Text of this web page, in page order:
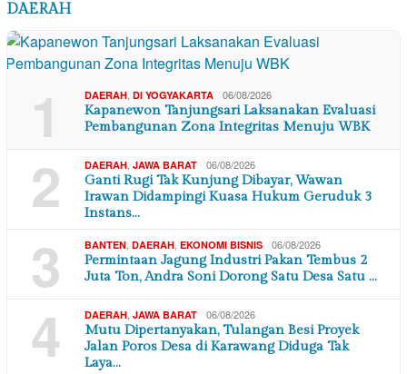
DAERAH
1 DAERAH DI YOGYAKARTA 06/08/2026
Kapanewon Tanjungsari Laksanakan Evaluasi
Pembangunan Zona Integritas Menuju WBK
2 DAERAH JAWA BARAT 06/08/2026
Ganti Rugi Tak Kunjung Dibayar, Wawan
Irawan Didampingi Kuasa Hukum Geruduk 3
Instans…
3 BANTEN DAERAH EKONOMI BISNIS 06/08/2026
Permintaan Jagung Industri Pakan Tembus 2
Juta Ton, Andra Soni Dorong Satu Desa Satu …
4 DAERAH JAWA BARAT 06/08/2026
Mutu Dipertanyakan, Tulangan Besi Proyek
Jalan Poros Desa di Karawang Diduga Tak
Laya…